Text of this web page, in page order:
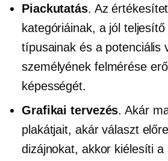
Piackutatás. Az
kategóriáinak, a jól
típusainak és a potenciális
személyének felmérése
képességét.
Grafikai tervezés. Akár
plakátjait, akár választ
dizájnokat, akkor kiélesíti a